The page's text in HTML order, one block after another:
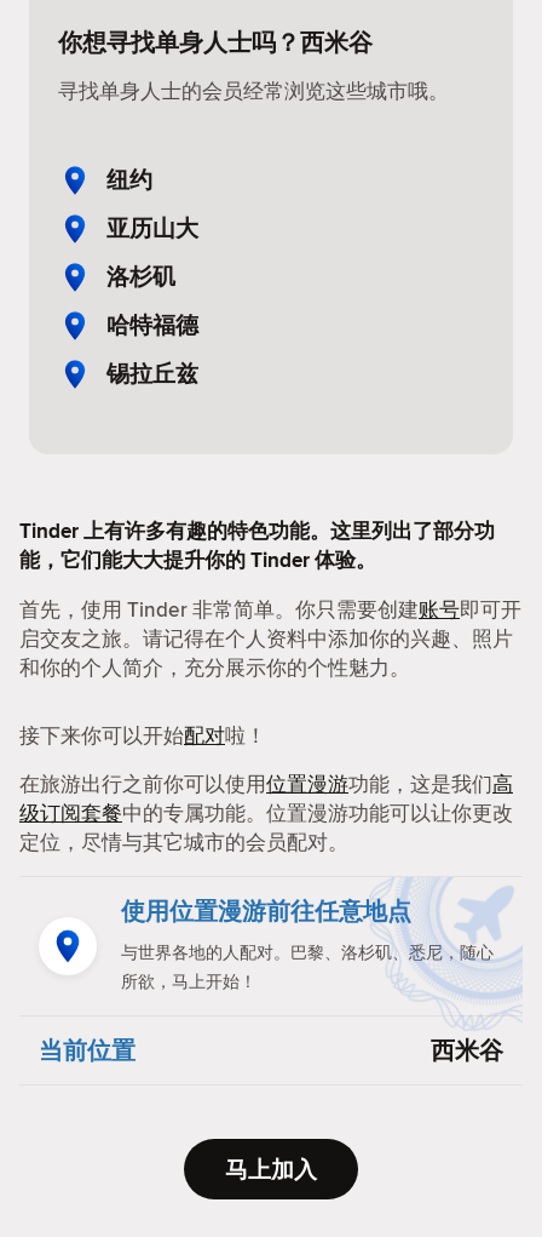
你想寻找单身人士吗？西米谷
寻找单身人士的会员经常浏览这些城市哦。
纽约
亚历山大
洛杉矶
哈特福德
锡拉丘兹
Tinder 上有许多有趣的特色功能。这里列出了部分功
能，它们能大大提升你的 Tinder 体验。
首先，使用 Tinder 非常简单。你只需要创建账号即可开
启交友之旅。请记得在个人资料中添加你的兴趣、照片
和你的个人简介，充分展示你的个性魅力。
接下来你可以开始配对啦！
在旅游出行之前你可以使用位置漫游功能，这是我们高
级订阅套餐中的专属功能。位置漫游功能可以让你更改
定位，尽情与其它城市的会员配对。
使用位置漫游前往任意地点
与世界各地的人配对。巴黎、洛杉矶、悉尼，随心
所欲，马上开始！
当前位置 西米谷
马上加入